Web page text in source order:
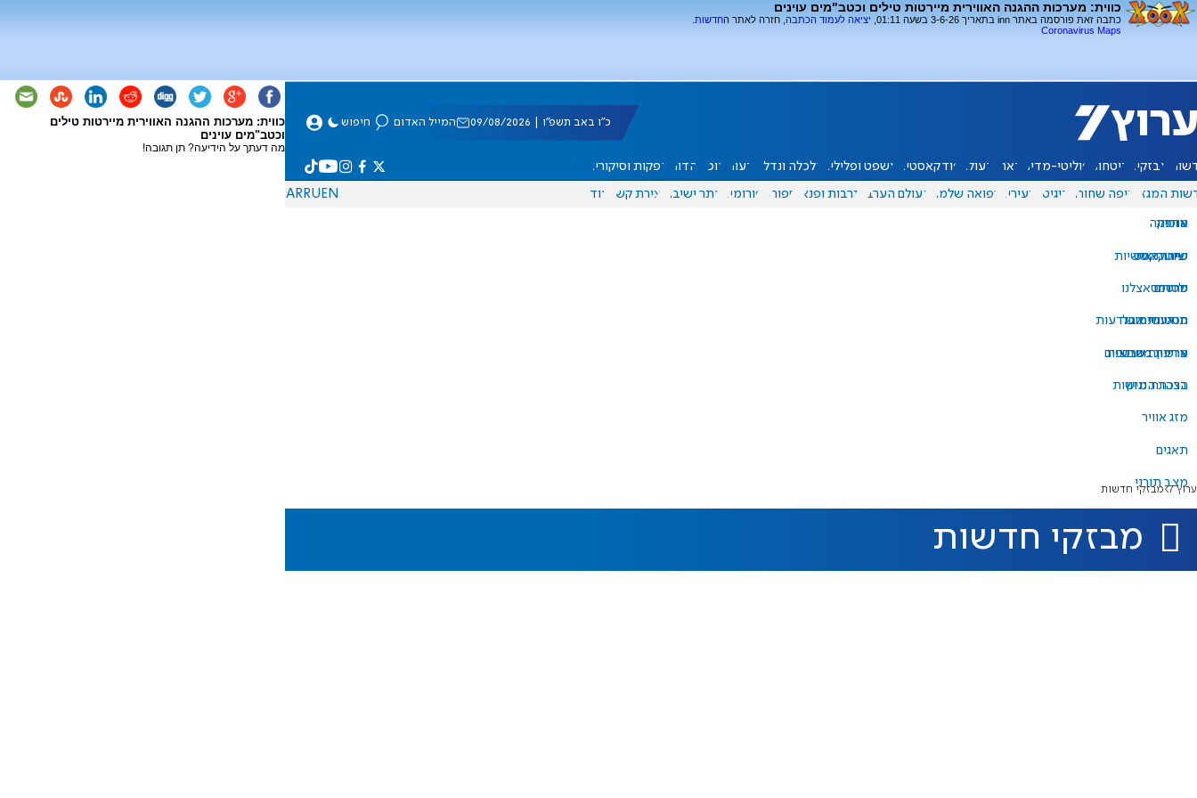
כווית: מערכות ההגנה האווירית מיירטות טילים וכטב"מים עוינים
כתבה זאת פורסמה באתר inn בתאריך 3-6-26 בשעה 01:11, יציאה לעמוד הכתבה , חזרה לאתר החדשות
Coronavirus Maps
כווית: מערכות ההגנה האווירית מיירטות טילים
וכטב"מים עוינים
מה דעתך על הידיעה? תן תגובה!